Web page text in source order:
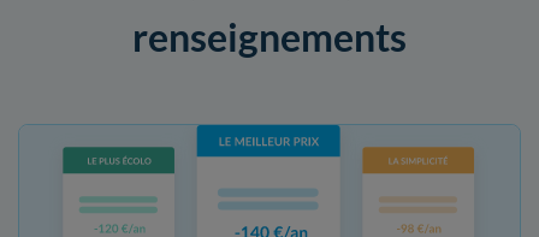
renseignements